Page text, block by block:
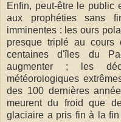
Enfin, peut-être le public
aux prophéties sans
imminentes : les ours
presque triplé au
centaines d'îles du
augmenter ; les
météorologiques
des 100 dernières
meurent du froid que
glaciaire a pris fin à la